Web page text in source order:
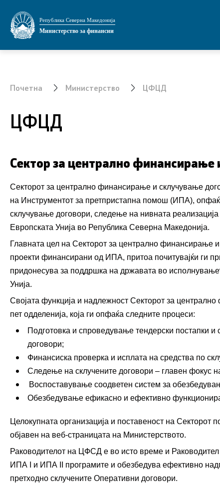
Република Северна Македонија
Министерство за финансии
Министерство
Заменик министер
Државни советници
Сектори
Органи во состав
Политика за квалитет
Превенција од корупција
Органограм
јавниот
Закони и прописи
Буџет и финансирање на ЕЛС
Даноци
Царина
Финансиски систем
Јавен долг
Новости
Прес-
Обраќања
Почетна Министерство ЦФЦД
ЦФЦД
Сектор за централно
Секторот за централно финансирање и склучување
на Инструментот за претпристапна помош (ИПА),
склучување договори, следење на нивната
Европската Унија во Република Северна Македонија.
Главната цел на Секторот за централно финансирање
проекти финансирани од ИПА, притоа почитувајќи ги
придонесува за поддршка на државата во
Унија.
Својата функција и надлежност Секторот за
пет одделенија, која ги опфаќа следните процеси:
Подготовка и спроведување тендерски постапки
договори;
Финансиска проверка и исплата на средства по
Следење на склучените договори – главен фокус
Воспоставување соодветен систем за
Обезбедување ефикасно и ефективно
Целокупната организација и поставеност на
објавен на веб-страницата на Министерството.
Раководителот на ЦФСД е во исто време и
ИПА I и ИПА II програмите и обезбедува ефективно
претходно склучените Оперативни договори.